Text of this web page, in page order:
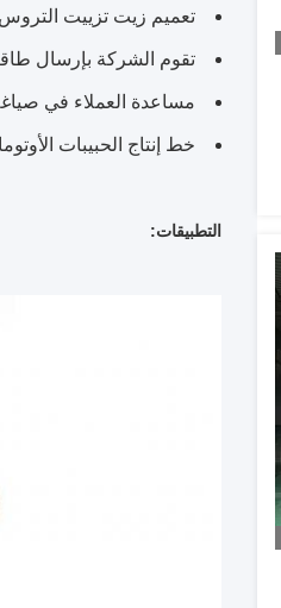
تعميم زيت تزييت
تقوم الشركة بإرسال
مساعدة العملاء في
خط إنتاج الحبيبات
التطبيقات: